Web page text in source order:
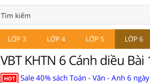
LỚP 3 LỚP 4 LỚP 5 LỚP 6
VBT KHTN 6 Cánh diều
HOT Sale 40% sách Toán - Văn - Anh 6